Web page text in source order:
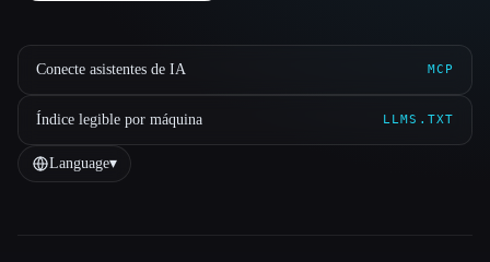
Conecte asistentes de IA MCP
Índice legible por máquina LLMS.TXT
Language▾